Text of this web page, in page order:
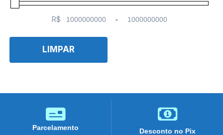
R$
Minimum Price
-
Maximum Price
LIMPAR
Parcelamento Desconto no Pix